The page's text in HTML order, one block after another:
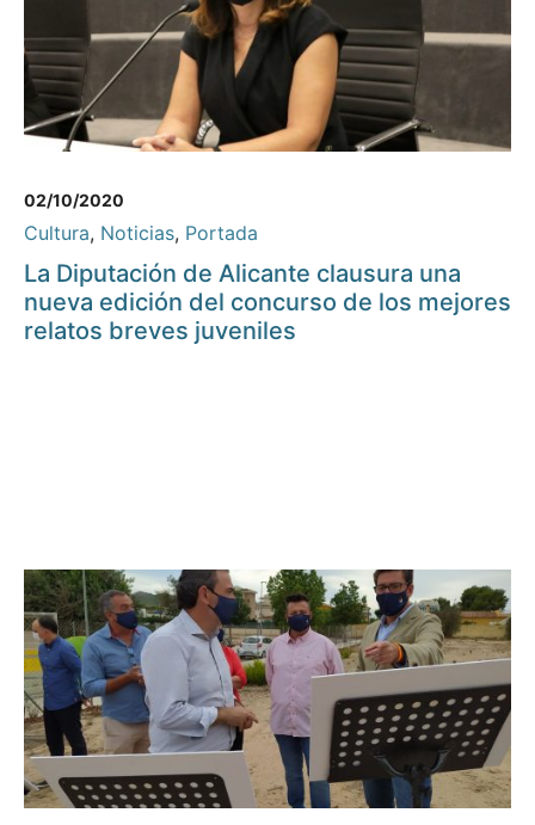
02/10/2020
Cultura, Noticias, Portada
La Diputación de Alicante clausura una
nueva edición del concurso de los mejores
relatos breves juveniles